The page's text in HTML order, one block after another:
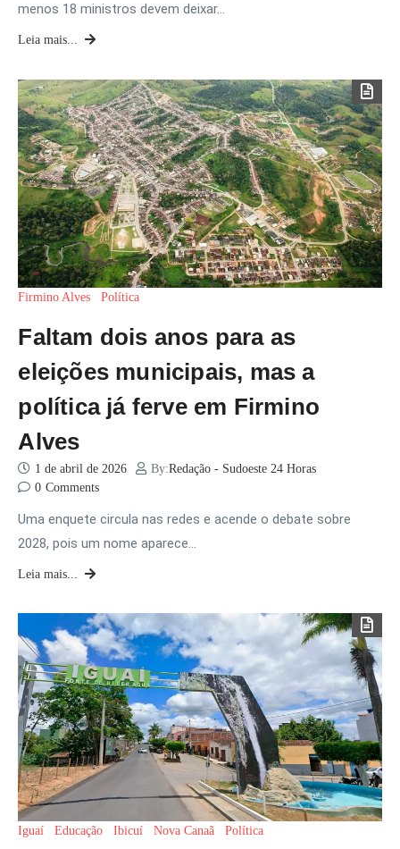
menos 18 ministros devem deixar…
Leia mais...
Firmino Alves Política
Faltam dois anos para as
eleições municipais, mas a
política já ferve em Firmino
Alves
1 de abril de 2026 By:Redação - Sudoeste 24 Horas
0 Comments
Uma enquete circula nas redes e acende o debate sobre
2028, pois um nome aparece…
Leia mais...
Iguaí Educação Ibicuí Nova Canaã Política